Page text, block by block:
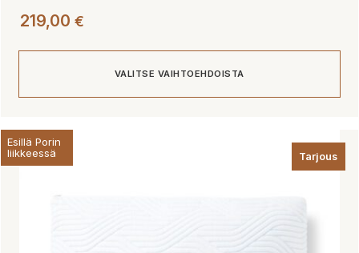
219,00 €
VALITSE VAIHTOEHDOISTA
Tällä
tuotteella
on
Esillä Porin
liikkeessä
Tarjous